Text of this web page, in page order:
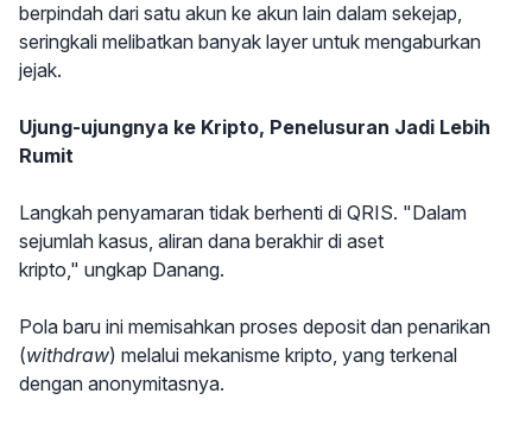
berpindah dari satu akun ke akun lain dalam sekejap,
seringkali melibatkan banyak layer untuk mengaburkan
jejak.
Ujung-ujungnya ke Kripto, Penelusuran Jadi Lebih
Rumit
Langkah penyamaran tidak berhenti di QRIS. "Dalam
sejumlah kasus, aliran dana berakhir di aset
kripto," ungkap Danang.
Pola baru ini memisahkan proses deposit dan penarikan
(withdraw) melalui mekanisme kripto, yang terkenal
dengan anonymitasnya.